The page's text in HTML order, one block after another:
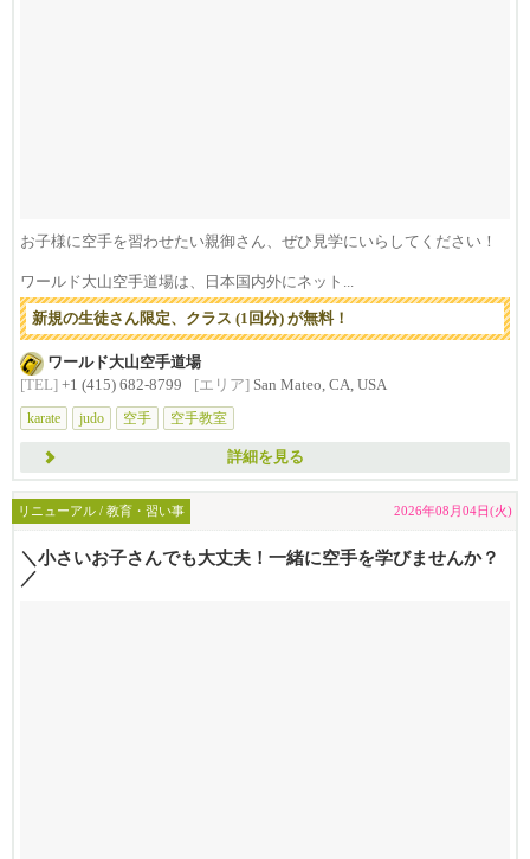
お子様に空手を習わせたい親御さん、ぜひ見学にいらしてください！
ワールド大山空手道場は、日本国内外にネット...
新規の生徒さん限定、クラス (1回分) が無料！
ワールド大山空手道場
[TEL] +1 (415) 682-8799 [エリア] San Mateo, CA, USA
karate
judo 空手 空手教室
詳細を見る
リニューアル / 教育・習い事 2026年08月04日(火)
＼小さいお子さんでも大丈夫！一緒に空手を学びませんか？
／